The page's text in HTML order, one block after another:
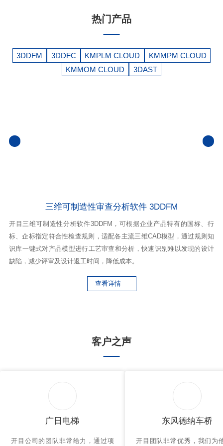
热门产品
3DDFM 3DDFC KMPLM CLOUD
KMMPM CLOUD
KMMOM CLOUD
3DAST
三维可制造性审查分析软件 3DDFM
开目三维可制造性分析软件3DDFM，可根据企业产品特有的国标、行
标、企标指定符合性检查规则，适配各主流三维CAD模型，通过规则知
识库一键式对产品模型进行工艺审查和分析，快速识别难以发现的设计
缺陷，减少评审及设计返工时间，降低成本。
查看详情
客户之声
广日电梯
开目公司的团队非常给力，通过项
东风德纳车桥
开目团队非常优秀，我们为